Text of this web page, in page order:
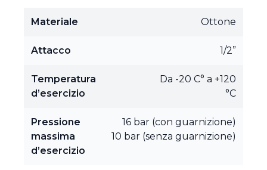
Materiale Ottone
Attacco 1/2”
Temperatura
d’esercizio
Da -20 C° a +120
°C
Pressione
massima
d’esercizio
16 bar (con guarnizione)
10 bar (senza guarnizione)